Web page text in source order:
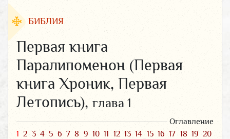
БИБЛИЯ
Первая книга
Паралипоменон (Первая
книга Хроник, Первая
Летопись), глава 1
Оглавление
1 2 3 4 5 6 7 8 9 10 11 12 13 14 15 16 17 18 19 20